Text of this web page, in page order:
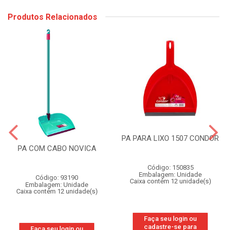
Produtos Relacionados
PA COM CABO NOVICA
Código: 93190
Embalagem: Unidade
Caixa contém 12 unidade(s)
PA PARA LIXO 1507 CONDOR
Código: 150835
Embalagem: Unidade
Caixa contém 12 unidade(s)
Faça seu login ou
cadastre-se para